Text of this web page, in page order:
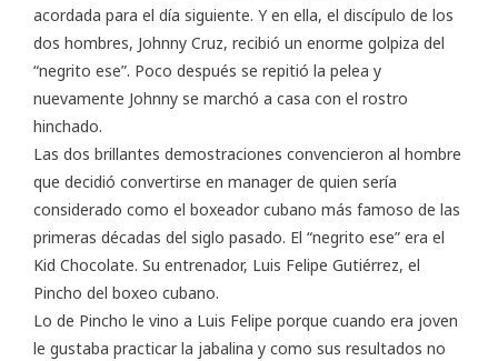
acordada para el día siguiente. Y en ella, el discípulo de los
dos hombres, Johnny Cruz, recibió un enorme golpiza del
“negrito ese”. Poco después se repitió la pelea y
nuevamente Johnny se marchó a casa con el rostro
hinchado.
Las dos brillantes demostraciones convencieron al hombre
que decidió convertirse en manager de quien sería
considerado como el boxeador cubano más famoso de las
primeras décadas del siglo pasado. El “negrito ese” era el
Kid Chocolate. Su entrenador, Luis Felipe Gutiérrez, el
Pincho del boxeo cubano.
Lo de Pincho le vino a Luis Felipe porque cuando era joven
le gustaba practicar la jabalina y como sus resultados no